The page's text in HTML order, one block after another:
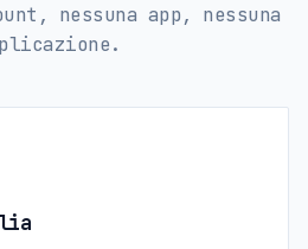
nessuna app, nessuna